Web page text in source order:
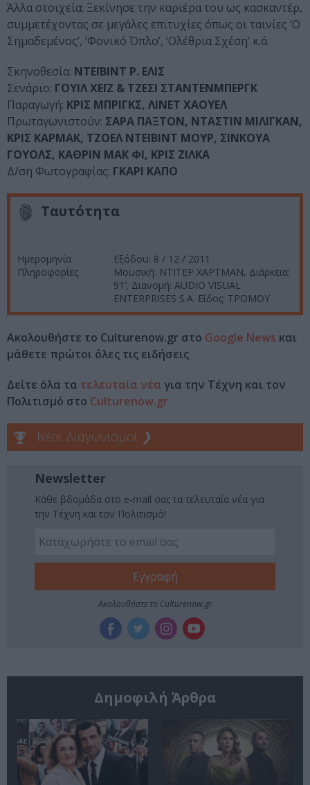
Άλλα στοιχεία: Ξεκίνησε την καριέρα του ως κασκαντέρ,
συμμετέχοντας σε μεγάλες επιτυχίες όπως οι ταινίες ‘Ο
Σημαδεμένος’, ‘Φονικό Όπλο’, ‘Ολέθρια Σχέση’ κ.ά.
Σκηνοθεσία: ΝΤΕΪΒΙΝΤ Ρ. ΕΛΙΣ
Σενάριο: ΓΟΥΙΛ ΧΕΪΖ & ΤΖΕΣΙ ΣΤΑΝΤΕΝΜΠΕΡΓΚ
Παραγωγή: ΚΡΙΣ ΜΠΡΙΓΚΣ, ΛΙΝΕΤ ΧΑΟΥΕΛ
Πρωταγωνιστούν: ΣΑΡΑ ΠΑΞΤΟΝ, ΝΤΑΣΤΙΝ ΜΙΛΙΓΚΑΝ,
ΚΡΙΣ ΚΑΡΜΑΚ, ΤΖΟΕΛ ΝΤΕΪΒΙΝΤ ΜΟΥΡ, ΣΙΝΚΟΥΑ
ΓΟΥΟΛΣ, ΚΑΘΡΙΝ ΜΑΚ ΦΙ, ΚΡΙΣ ΖΙΛΚΑ
Δ/ση Φωτογραφίας: ΓΚΑΡΙ ΚΑΠΟ
Ταυτότητα
Ημερομηνία
Εξόδου: 8 / 12 / 2011
Πληροφορίες
Μουσική: ΝΤΙΤΕΡ ΧΑΡΤΜΑΝ, Διάρκεια:
91’, Διανομή: AUDIO VISUAL
ENTERPRISES S.A. Είδος: ΤΡΟΜΟΥ
Ακολουθήστε το Culturenow.gr στο Google News και
μάθετε πρώτοι όλες τις ειδήσεις
Δείτε όλα τα τελευταία νέα για την Τέχνη και τον
Πολιτισμό στο Culturenow.gr
Νέοι Διαγωνισμοί ❯
Newsletter
Κάθε βδομάδα στο e-mail σας τα τελευταία νέα για
την Τέχνη και τον Πολιτισμό!
Ακολουθήστε το Culturenow.gr
Δημοφιλή Άρθρα